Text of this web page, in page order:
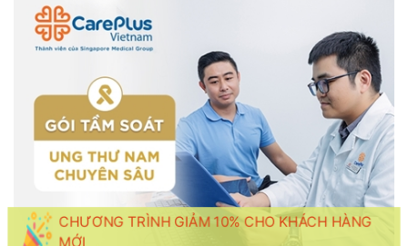
CHƯƠNG TRÌNH GIẢM 10% CHO KHÁCH HÀNG
MỚI